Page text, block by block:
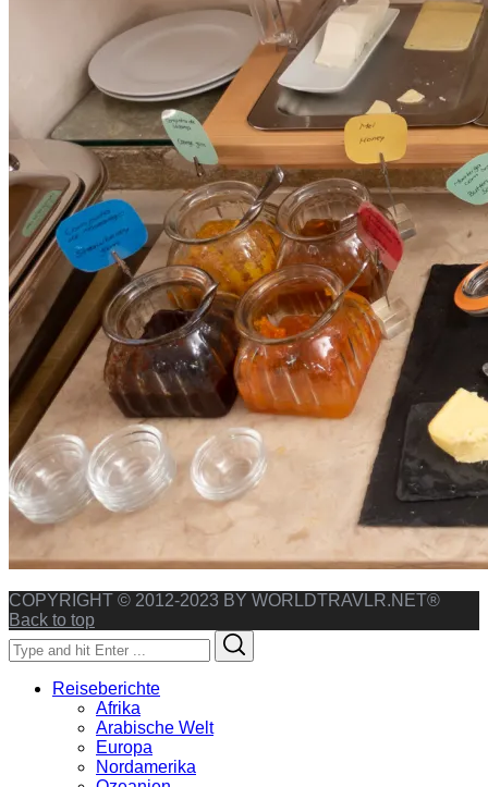
COPYRIGHT © 2012-2023 BY WORLDTRAVLR.NET®
Back to top
Search
for:
Reiseberichte
Afrika
Arabische Welt
Europa
Nordamerika